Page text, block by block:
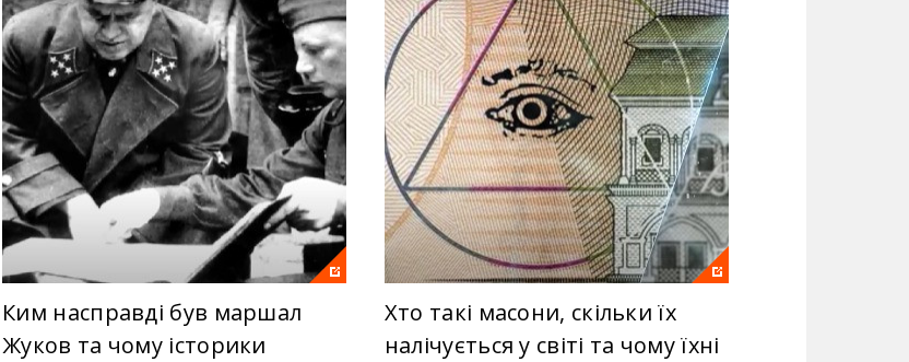
Ким насправді був маршал
Жуков та чому історики
Хто такі масони, скільки їх
налічується у світі та чому їхні